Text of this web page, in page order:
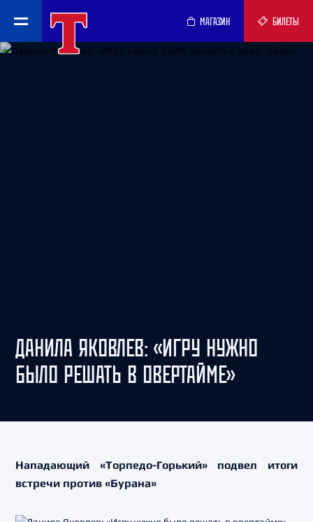
МАГАЗИН БИЛЕТЫ
ДАНИЛА ЯКОВЛЕВ: «ИГРУ НУЖНО
БЫЛО РЕШАТЬ В ОВЕРТАЙМЕ»
Нападающий «Торпедо-Горький» подвел итоги
встречи против «Бурана»